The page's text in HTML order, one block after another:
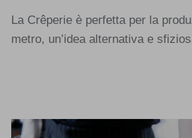
La Crêperie è perfetta per la
metro, un’idea alternativa e